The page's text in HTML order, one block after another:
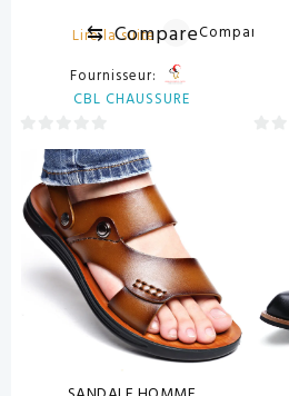
Lire la suite
⇆ CompareCompare
Fournisseur:
CBL CHAUSSURE
sur
5